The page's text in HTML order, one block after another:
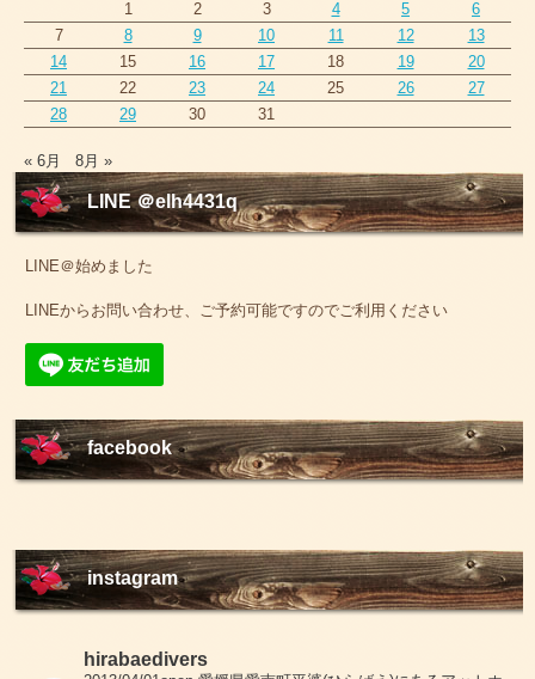
1 2 3 4 5
6
7
8 9 10 11 12
13
14
15 16 17 18 19
20
21
22 23 24 25 26
27
28
29 30 31
« 6月 8月 »
LINE ＠elh4431q
LINE＠始めました
LINEからお問い合わせ、ご予約可能ですのでご利用ください
facebook
instagram
hirabaedivers